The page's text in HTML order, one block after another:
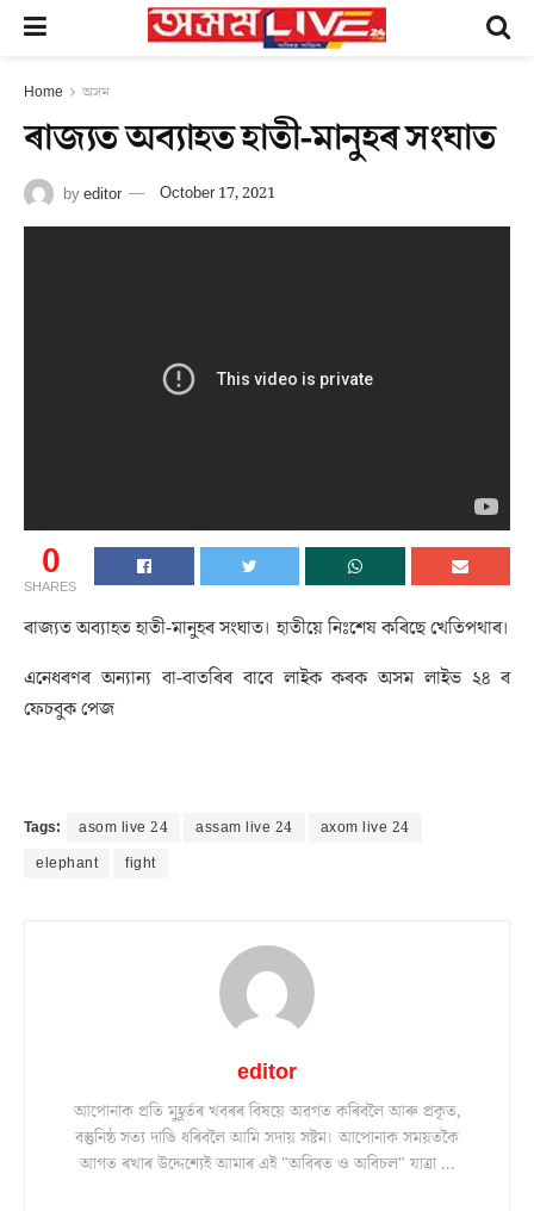
Home অসম
ৰাজ্যত অব্যাহত হাতী-মানুহৰ সংঘাত
byeditor October 17, 2021
0
SHARES
ৰাজ্যত অব্যাহত হাতী-মানুহৰ সংঘাত। হাতীয়ে নিঃশেষ কৰিছে খেতিপথাৰ।
এনেধৰণৰ অন্যান্য বা-বাতৰিৰ বাবে লাইক কৰক অসম লাইভ ২৪ ৰ
ফেচবুক পেজ
Tags: asom live 24 assam live 24
axom live 24
elephant
fight
editor
আপোনাক প্ৰতি মুহূৰ্তৰ খবৰৰ বিষয়ে অৱগত কৰিবলৈ আৰু প্ৰকৃত,
বস্তুনিষ্ঠ সত্য দাঙি ধৰিবলৈ আমি সদায় সষ্টম। আপোনাক সময়তকৈ
আগত ৰখাৰ উদ্দেশ্যেই আমাৰ এই "অবিৰত ও অবিচল" যাত্ৰা ...